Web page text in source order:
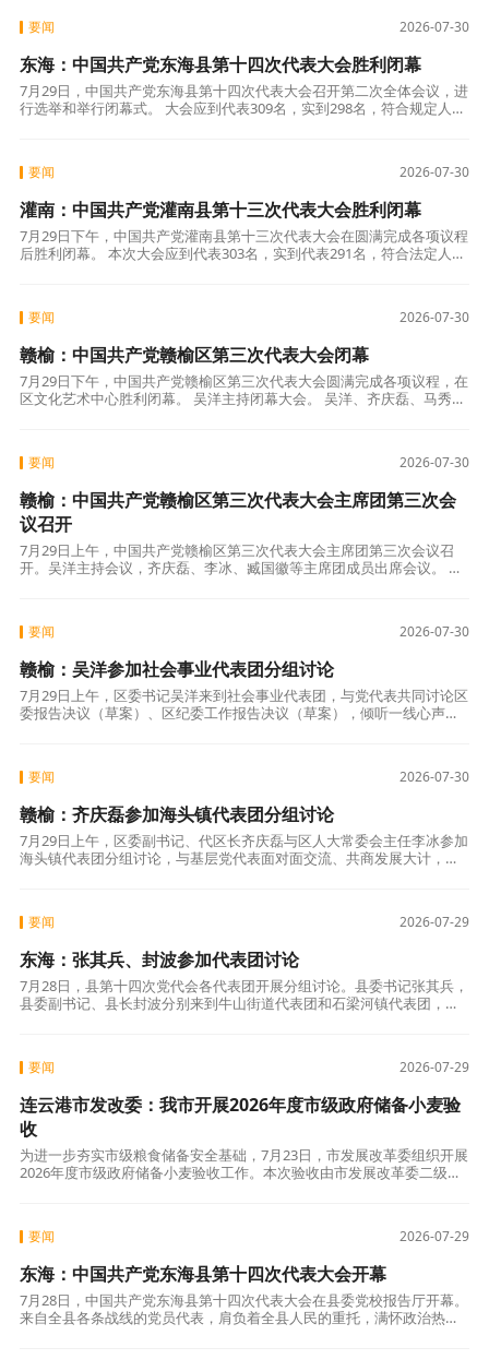
2026-07-30
要闻
东海：中国共产党东海县第十四次代表大会胜利闭幕
7月29日，中国共产党东海县第十四次代表大会召开第二次全体会议，进
行选举和举行闭幕式。 大会应到代表309名，实到298名，符合规定人
2026-07-30
要闻
灌南：中国共产党灌南县第十三次代表大会胜利闭幕
7月29日下午，中国共产党灌南县第十三次代表大会在圆满完成各项议程
后胜利闭幕。 本次大会应到代表303名，实到代表291名，符合法定人
2026-07-30
要闻
赣榆：中国共产党赣榆区第三次代表大会闭幕
7月29日下午，中国共产党赣榆区第三次代表大会圆满完成各项议程，在
区文化艺术中心胜利闭幕。 吴洋主持闭幕大会。 吴洋、齐庆磊、马秀
2026-07-30
要闻
赣榆：中国共产党赣榆区第三次代表大会主席团第三次会
议召开
7月29日上午，中国共产党赣榆区第三次代表大会主席团第三次会议召
开。吴洋主持会议，齐庆磊、李冰、臧国徽等主席团成员出席会议。 会
2026-07-30
要闻
赣榆：吴洋参加社会事业代表团分组讨论
7月29日上午，区委书记吴洋来到社会事业代表团，与党代表共同讨论区
委报告决议（草案）、区纪委工作报告决议（草案），倾听一线心声，
2026-07-30
要闻
赣榆：齐庆磊参加海头镇代表团分组讨论
7月29日上午，区委副书记、代区长齐庆磊与区人大常委会主任李冰参加
海头镇代表团分组讨论，与基层党代表面对面交流、共商发展大计，共
2026-07-29
要闻
东海：张其兵、封波参加代表团讨论
7月28日，县第十四次党代会各代表团开展分组讨论。县委书记张其兵，
县委副书记、县长封波分别来到牛山街道代表团和石梁河镇代表团，与
2026-07-29
要闻
连云港市发改委：我市开展2026年度市级政府储备小麦验
收
为进一步夯实市级粮食储备安全基础，7月23日，市发展改革委组织开展
2026年度市级政府储备小麦验收工作。本次验收由市发展改革委二级调
2026-07-29
要闻
东海：中国共产党东海县第十四次代表大会开幕
7月28日，中国共产党东海县第十四次代表大会在县委党校报告厅开幕。
来自全县各条战线的党员代表，肩负着全县人民的重托，满怀政治热忱